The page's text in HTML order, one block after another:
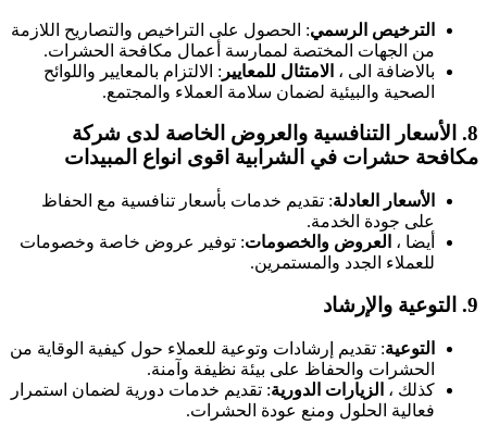
الترخيص الرسمي: الحصول على التراخيص والتصاريح اللازمة
من الجهات المختصة لممارسة أعمال مكافحة الحشرات.
بالاضافة الى ، الامتثال للمعايير: الالتزام بالمعايير واللوائح
الصحية والبيئية لضمان سلامة العملاء والمجتمع.
الأسعار التنافسية والعروض الخاصةلدى شركة
حشرات في الشرابية اقوى انواع المبيدات
الأسعار العادلة: تقديم خدمات بأسعار تنافسية مع الحفاظ
على جودة الخدمة.
أيضا ، العروض والخصومات: توفير عروض خاصة وخصومات
للعملاء الجدد والمستمرين.
التوعية والإرشاد
التوعية: تقديم إرشادات وتوعية للعملاء حول كيفية الوقاية من
الحشرات والحفاظ على بيئة نظيفة وآمنة.
كذلك ، الزيارات الدورية: تقديم خدمات دورية لضمان استمرار
فعالية الحلول ومنع عودة الحشرات.